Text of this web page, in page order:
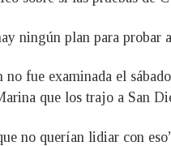
ningún plan para probar
fue examinada el
que los trajo a San
no querían lidiar con